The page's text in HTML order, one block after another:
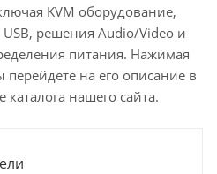
KVM оборудование,
решения Audio/Video и
питания. Нажимая
на его описание в
каталога нашего сайта.